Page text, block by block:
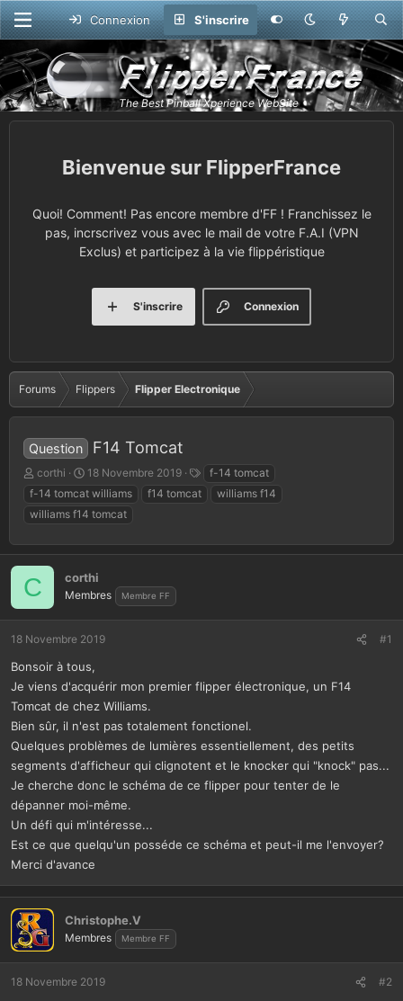
Connexion S'inscrire
FlipperFrance
Quoi! Comment! Pas encore membre d'FF ! Franchissez le
pas, incrscrivez vous avec le mail de votre F.A.I (VPN
Exclus) et participez à la vie flippéristique
Connexion
S'inscrire
Forums Flippers Flipper Electronique
Question F14 Tomcat
A
u
t
e
r
d
e
l
a
s
c
s
s
i
o
corthi
D
a
t
e
e
é
b
u
t
18 Novembre 2019
f-14 tomcat
f-14 tomcat williams
f14 tomcat
williams f14
williams f14 tomcat
C corthi
Membres Membre FF
18 Novembre 2019 #1
Bonsoir à tous,
Je viens d'acquérir mon premier flipper électronique, un F14
Tomcat de chez Williams.
Bien sûr, il n'est pas totalement fonctionel.
Quelques problèmes de lumières essentiellement, des petits
segments d'afficheur qui clignotent et le knocker qui "knock" pas...
Je cherche donc le schéma de ce flipper pour tenter de le
dépanner moi-même.
Un défi qui m'intéresse...
Est ce que quelqu'un posséde ce schéma et peut-il me l'envoyer?
Merci d'avance
Christophe.V
Membres Membre FF
18 Novembre 2019 #2